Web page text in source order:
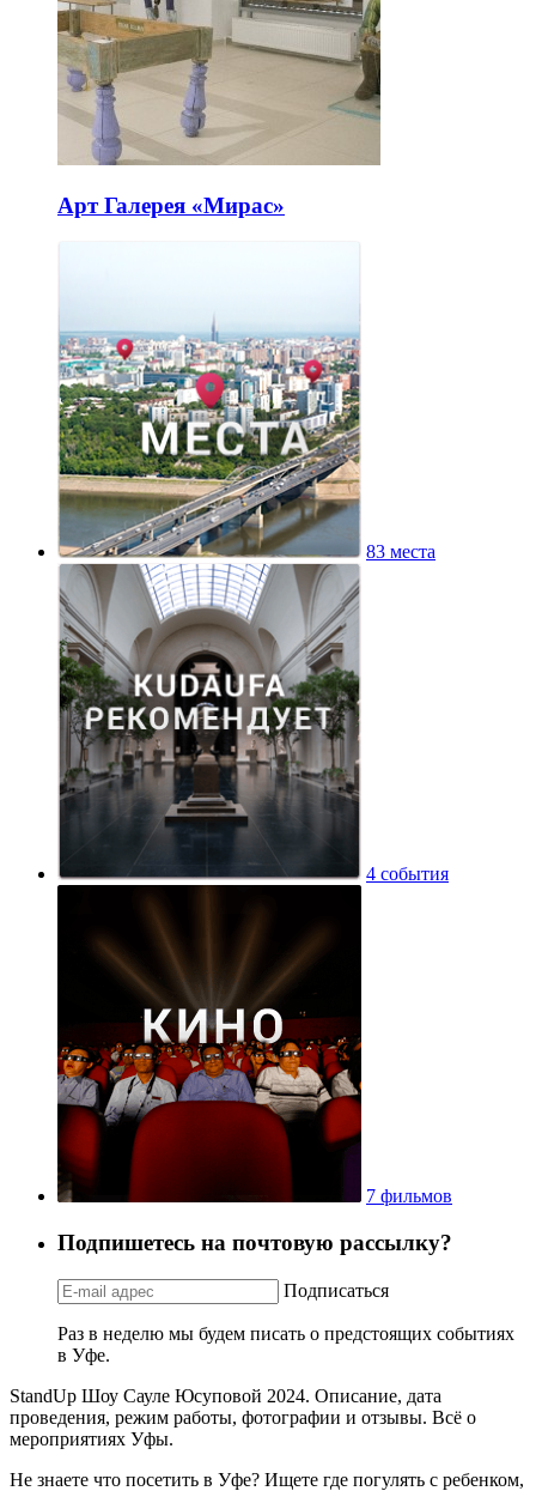
Арт Галерея «Мирас»
83 места
4 события
7 фильмов
Подпишетесь на почтовую рассылку?
Подписаться
Раз в неделю мы будем писать о предстоящих событиях
в Уфе.
StandUp Шоу Сауле Юсуповой 2024. Описание, дата
проведения, режим работы, фотографии и отзывы. Всё о
мероприятиях Уфы.
Не знаете что посетить в Уфе? Ищете где погулять с ребенком,